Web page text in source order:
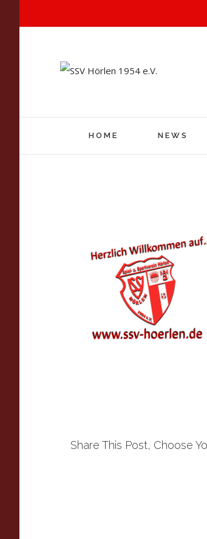
HOME NEWS
Share This Post, Choose